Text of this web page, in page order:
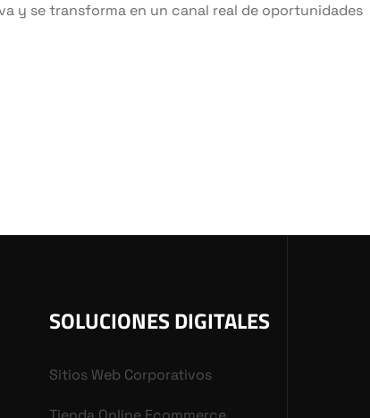
y se transforma en un canal real de oportunidades
SOLUCIONES DIGITALES
Sitios Web Corporativos